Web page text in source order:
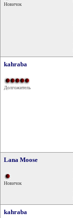
Новичок
kahraba
Долгожитель
Lana Moose
Новичок
kahraba